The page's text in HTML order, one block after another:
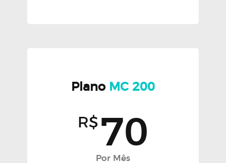
Plano MC 200
R$ 70
Por Mês